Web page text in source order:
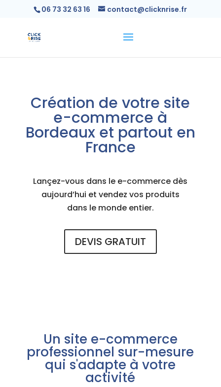
06 73 32 63 16 contact@clicknrise.fr
Création de votre site
e-commerce à
Bordeaux et partout en
France
Lançez-vous dans le e-commerce dès
aujourd’hui et vendez vos produits
dans le monde entier.
DEVIS GRATUIT
Un site e-commerce
professionnel sur-mesure
qui s'adapte à votre
activité